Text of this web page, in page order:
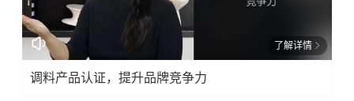
了解详情
调料产品认证，提升品牌竞争力